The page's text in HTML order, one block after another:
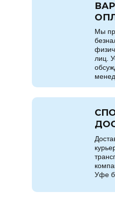
Мы
лиц.
Уфе